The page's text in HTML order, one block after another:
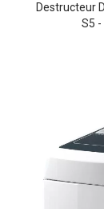
Destructeur
S5 -